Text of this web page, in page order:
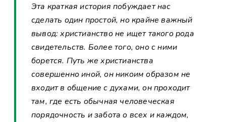
Эта краткая история побуждает нас
сделать один простой, но крайне важный
вывод: христианство не ищет такого рода
свидетельств. Более того, оно с ними
борется. Путь же христианства
совершенно иной, он никоим образом не
входит в общение с духами, он проходит
там, где есть обычная человеческая
порядочность и забота о всех и каждом,